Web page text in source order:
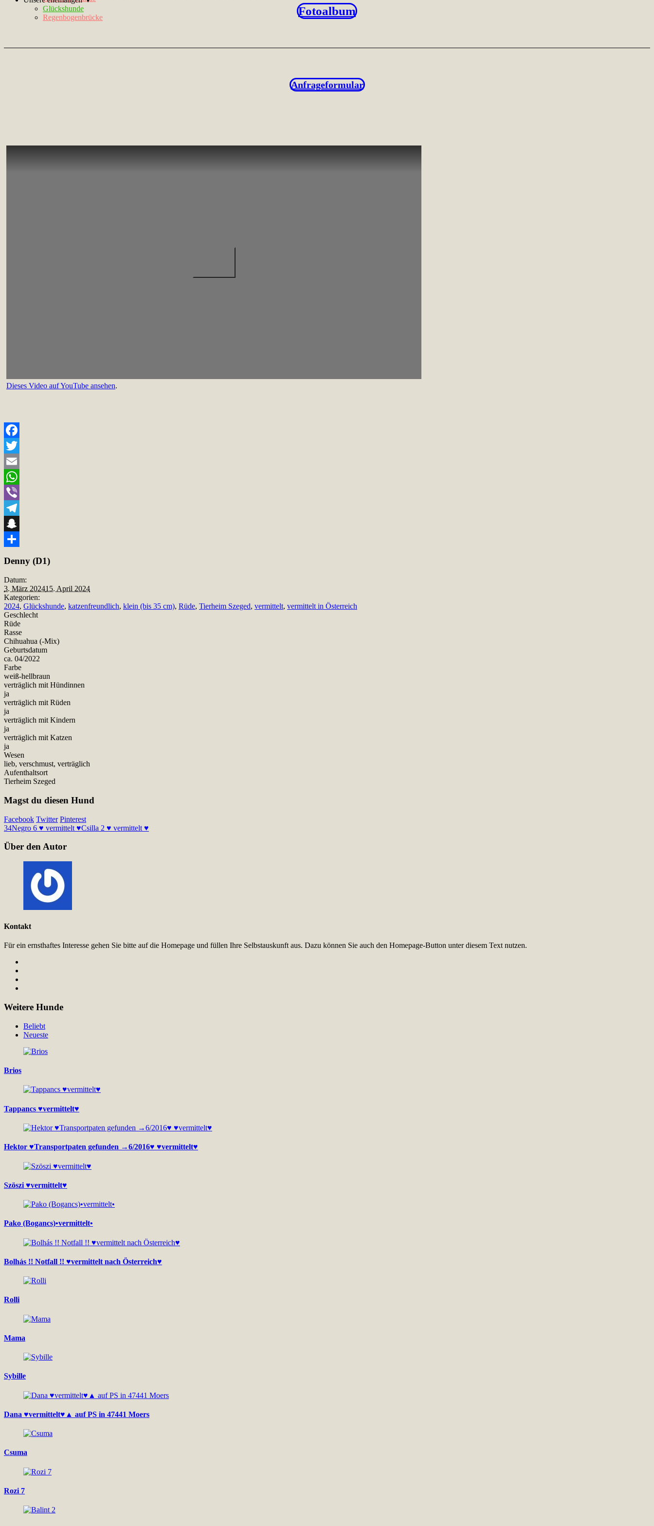
Glückshunde
Regenbogenbrücke
Fotoalbum
Anfrageformular
Dieses Video auf YouTube ansehen.
Facebook
Twitter
Email
WhatsApp
Viber
Telegram
Snapchat
Denny (D1)
Datum:
3. März 202415. April 2024
Kategorien:
2024, Glückshunde, katzenfreundlich, klein (bis 35 cm), Rüde, Tierheim Szeged, vermittelt, vermittelt in Österreich
Geschlecht
Rüde
Rasse
Chihuahua (-Mix)
Geburtsdatum
ca. 04/2022
Farbe
weiß-hellbraun
verträglich mit Hündinnen
ja
verträglich mit Rüden
ja
verträglich mit Kindern
ja
verträglich mit Katzen
ja
Wesen
lieb, verschmust, verträglich
Aufenthaltsort
Tierheim Szeged
Magst du diesen Hund
Facebook Twitter Pinterest
34Negro 6 ♥ vermittelt ♥Csilla 2 ♥ vermittelt ♥
Über den Autor
Kontakt
Für ein ernsthaftes Interesse gehen Sie bitte auf die Homepage und füllen Ihre Selbstauskunft aus. Dazu können Sie auch den Homepage-Button unter diesem Text nutzen.
Weitere Hunde
Beliebt
Neueste
Brios
Tappancs ♥vermittelt♥
Hektor ♥Transportpaten gefunden →6/2016♥ ♥vermittelt♥
Szöszi ♥vermittelt♥
Pako (Bogancs)•vermittelt•
Bolhás !! Notfall !! ♥vermittelt nach Österreich♥
Rolli
Mama
Sybille
Dana ♥vermittelt♥▲ auf PS in 47441 Moers
Csuma
Rozi 7